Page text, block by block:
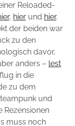
Reloaded-
, hierund hier.
der beiden war
zu den
davor,
anders – lest
in die
zu dem
und
Rezensionen
muss noch